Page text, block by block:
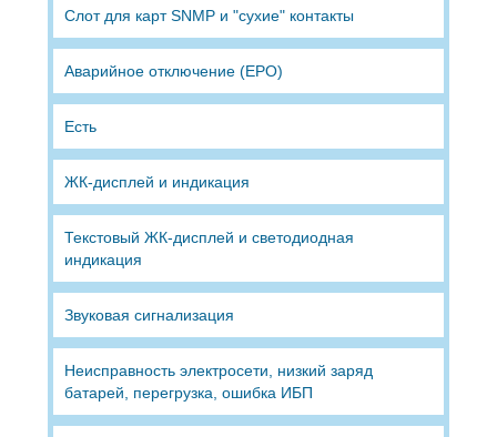
Cлот для карт SNMP и "сухие" контакты
Аварийное отключение (EPO)
Есть
ЖК-дисплей и индикация
Текстовый ЖК-дисплей и светодиодная
индикация
Звуковая сигнализация
Неисправность электросети, низкий заряд
батарей, перегрузка, ошибка ИБП